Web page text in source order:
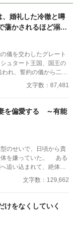
、婚礼した冷徹と噂
蕩かされるほど溺愛
儀を交わしたグレート
ュタート王国、国王の
られる。そこで三日三
、冷徹と噂される美麗
novel/702276663/4434
儀を結ぶ」 https://ww
文字数：87,481
を偏愛する ～有能
のせいで、日頃から貴
体を嫌っていた。 ある
追い込まれて、絶体絶
潔がついに散らされて
けたのは『騎士軍師』
大切な人たちを守るた
が――。 騎士軍師（4
用で素直な二人の、
文字数：129,662
けをなくしていく